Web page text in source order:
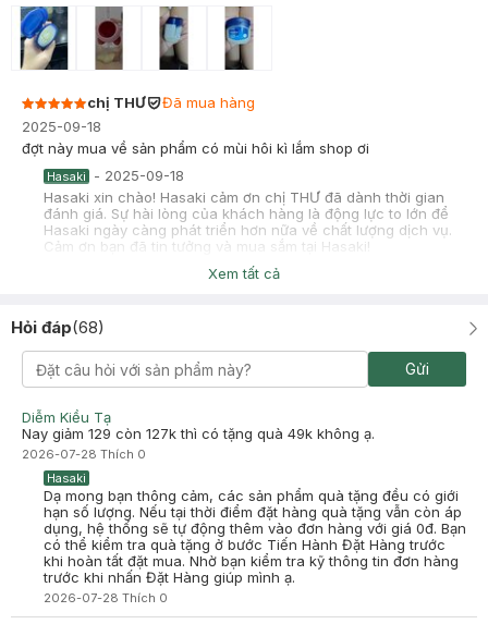
chị THƯ
Đã mua hàng
2025-09-18
đợt này mua về sản phẩm có mùi hôi kì lắm shop ơi
Hasaki - 2025-09-18
Hasaki xin chào! Hasaki cảm ơn chị THƯ đã dành thời gian
đánh giá. Sự hài lòng của khách hàng là động lực to lớn để
Hasaki ngày càng phát triển hơn nữa về chất lượng dịch vụ.
Cảm ơn bạn đã tin tưởng và mua sắm tại Hasaki!
Đã mua hàng
sốp cho em hỏi này là do bên hãng hay bên mình vậy ạ, em vừa
Hasaki -2025-08-28
Hasaki xin chào! Hasaki cảm ơn Duyên Nguyễn đã dành thời
gian đánh giá. Sự hài lòng của khách hàng là động lực to lớn
để Hasaki ngày càng phát triển hơn nữa về chất lượng dịch
vụ. Cảm ơn bạn đã tin tưởng và mua sắm tại Hasaki!
Xem tất cả
Hỏi đáp(68)
Gửi
Diễm Kiều Tạ
Nay giảm 129 còn 127k thì có tặng quà 49k không ạ.
2026-07-28 Thích 0
Hasaki
Dạ mong bạn thông cảm, các sản phẩm quà tặng đều có giới
hạn số lượng. Nếu tại thời điểm đặt hàng quà tặng vẫn còn áp
dụng, hệ thống sẽ tự động thêm vào đơn hàng với giá 0đ. Bạn
có thể kiểm tra quà tặng ở bước Tiến Hành Đặt Hàng trước
khi hoàn tất đặt mua. Nhờ bạn kiểm tra kỹ thông tin đơn hàng
trước khi nhấn Đặt Hàng giúp mình ạ.
2026-07-28 Thích 0